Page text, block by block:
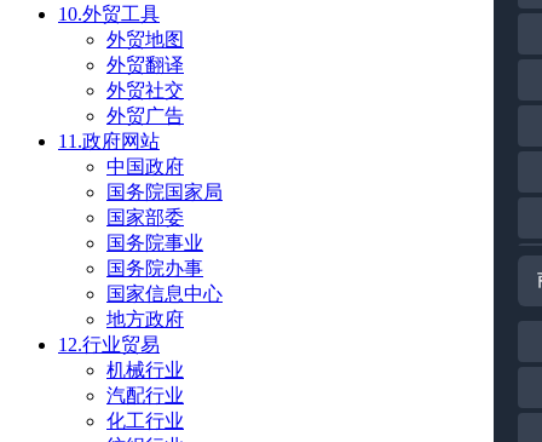
10.外贸工具
外贸地图
外贸翻译
外贸社交
外贸广告
11.政府网站
中国政府
国务院国家局
国家部委
国务院事业
国务院办事
国家信息中心
地方政府
12.行业贸易
机械行业
汽配行业
化工行业